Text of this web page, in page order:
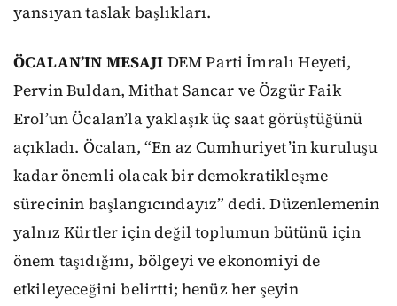
yansıyan taslak başlıkları.
ÖCALAN’IN MESAJI DEM Parti İmralı Heyeti,
Pervin Buldan, Mithat Sancar ve Özgür Faik
Erol’un Öcalan’la yaklaşık üç saat görüştüğünü
açıkladı. Öcalan, “En az Cumhuriyet’in kuruluşu
kadar önemli olacak bir demokratikleşme
sürecinin başlangıcındayız” dedi. Düzenlemenin
yalnız Kürtler için değil toplumun bütünü için
önem taşıdığını, bölgeyi ve ekonomiyi de
etkileyeceğini belirtti; henüz her şeyin